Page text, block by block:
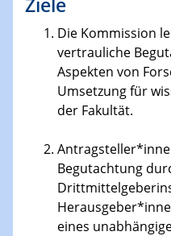
Die Kommission
vertrauliche
Aspekten von
Umsetzung für
der Fakultät.
Begutachtung
eines